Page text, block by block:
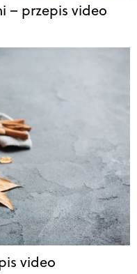
– przepis video
video